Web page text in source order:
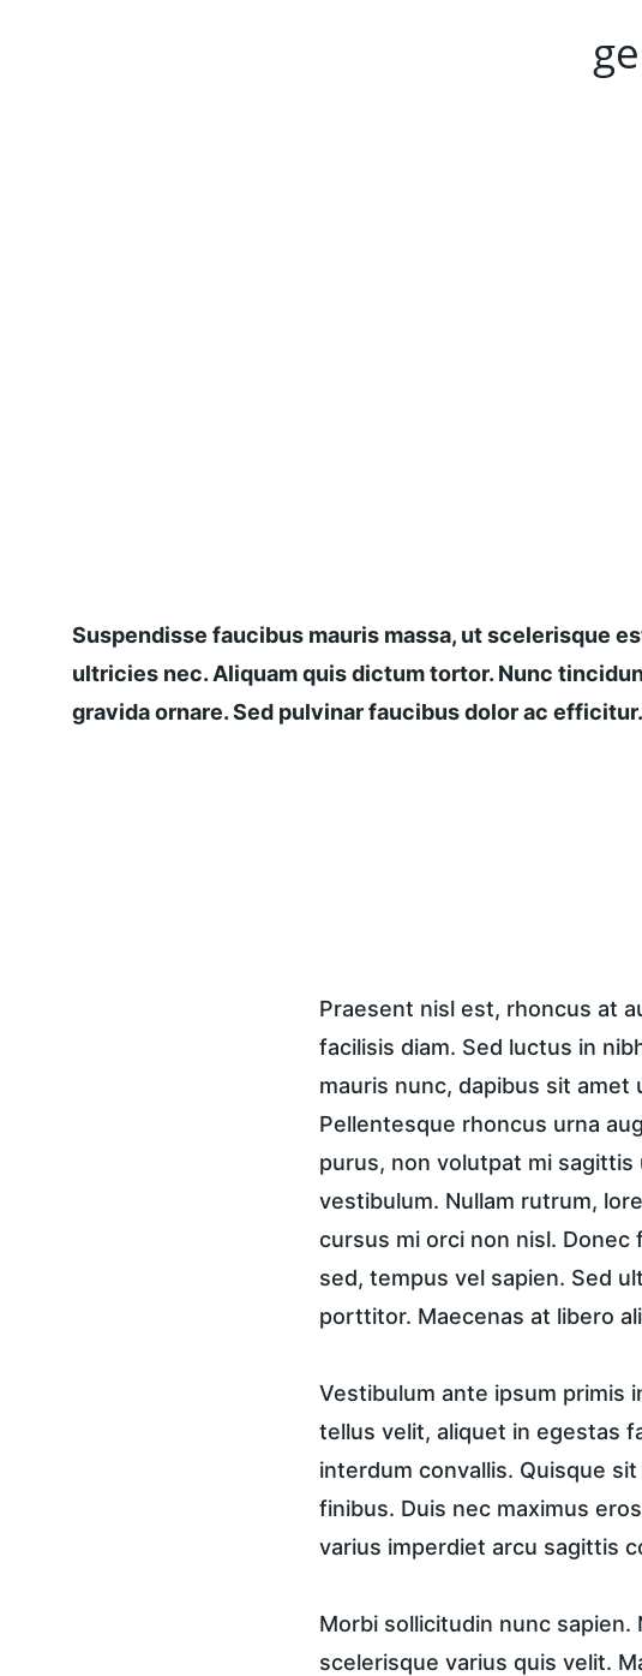
Suspendisse faucibus mauris massa, ut scelerisque
ultricies nec. Aliquam quis dictum tortor. Nunc
gravida ornare. Sed pulvinar faucibus dolor ac efficitur.
Praesent nisl est, rhoncus at
facilisis diam. Sed luctus in
mauris nunc, dapibus sit amet
Pellentesque rhoncus urna
purus, non volutpat mi
vestibulum. Nullam rutrum,
cursus mi orci non nisl.
sed, tempus vel sapien. Sed
porttitor. Maecenas at libero
Vestibulum ante ipsum primis
tellus velit, aliquet in egestas
interdum convallis. Quisque
finibus. Duis nec maximus
varius imperdiet arcu sagittis
Morbi sollicitudin nunc
scelerisque varius quis velit.